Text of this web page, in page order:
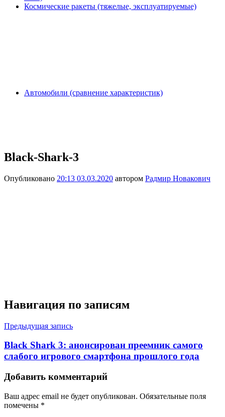
Космические ракеты (тяжелые, эксплуатируемые)
Автомобили (сравнение характеристик)
Black-Shark-3
Опубликовано 20:13 03.03.2020 автором Радмир Новакович
Навигация по записям
Предыдущая запись
Black Shark 3: анонсирован преемник самого
слабого игрового смартфона прошлого года
Добавить комментарий
Ваш адрес email не будет опубликован. Обязательные поля
помечены *